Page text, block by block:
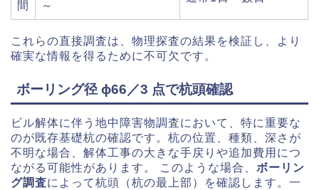
間 ～
これらの直接調査は、物理探査の結果を検証し、より
確実な情報を得るために不可欠です。
ボーリング径 ϕ66／3 点で杭頭確認
ビル解体に伴う地中障害物調査において、特に重要な
のが既存基礎杭の確認です。杭の位置、種類、深さが
不明な場合、解体工事の大きな手戻りや追加費用につ
ながる可能性があります。 このような場合、 ボーリン
グ調査によって杭頭（杭の最上部）を確認します。一